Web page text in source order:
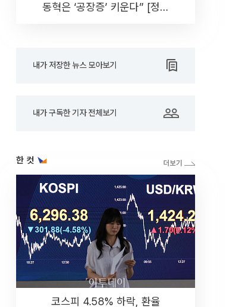
동혁은 ‘공장증’ 키운다” [정치
내가 저장한 뉴스 모아보기
내가 구독한 기자 전체보기
한 컷
코스피 4.58% 하락, 환율